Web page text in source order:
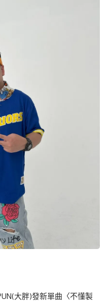
大胖)發新單曲〈不懂製